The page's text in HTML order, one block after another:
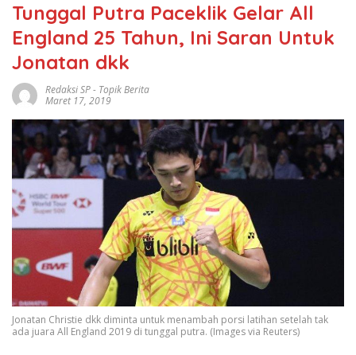
Tunggal Putra Paceklik Gelar All
England 25 Tahun, Ini Saran Untuk
Jonatan dkk
Redaksi SP- Topik Berita
Maret 17, 2019
Jonatan Christie dkk diminta untuk menambah porsi latihan setelah tak
ada juara All England 2019 di tunggal putra. (Images via Reuters)